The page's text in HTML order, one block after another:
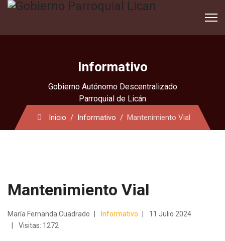
Informativo
Gobierno Autónomo Descentralizado
Parroquial de Licán
Inicio Informativo Mantenimiento Vial
Mantenimiento Vial
María Fernanda Cuadrado Informativo
11 Julio 2024
Visitas: 1272